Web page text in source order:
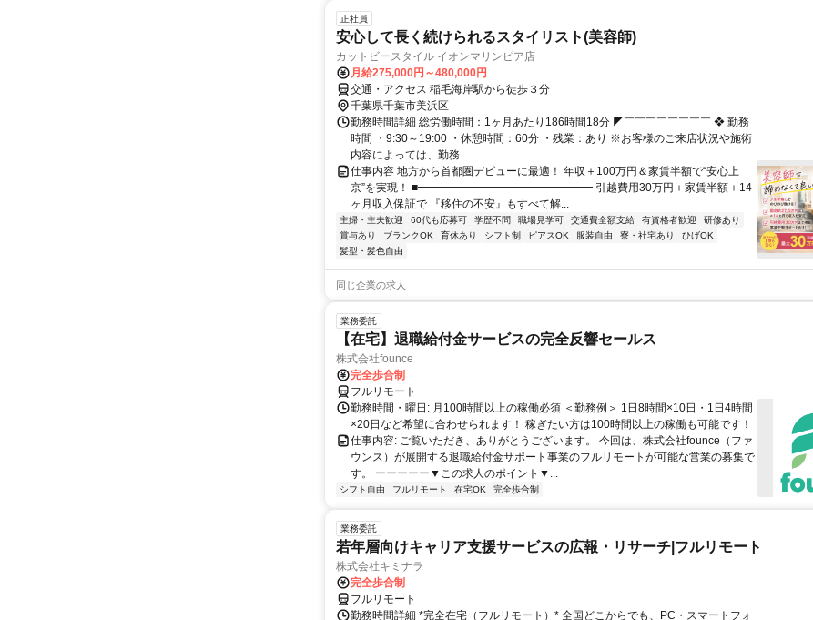
正社員
安心して長く続けられるスタイリスト(美容師)
カットビースタイル イオンマリンピア店
月給275,000円～480,000円
交通・アクセス 稲毛海岸駅から徒歩３分
千葉県千葉市美浜区
勤務時間詳細 総労働時間：1ヶ月あたり186時間18分 ◤￣￣￣￣￣￣￣￣ ❖ 勤務
時間 ・9:30～19:00 ・休憩時間：60分 ・残業：あり ※お客様のご来店状況や施術
内容によっては、勤務...
仕事内容 地方から首都圏デビューに最適！ 年収＋100万円＆家賃半額で“安心上
京”を実現！ ■━━━━━━━━━━━━━━━━ 引越費用30万円＋家賃半額＋14
ヶ月収入保証で 『移住の不安』もすべて解...
主婦・主夫歓迎 60代も応募可 学歴不問 職場見学可 交通費全額支給 有資格者歓迎
研修あり
賞与あり
ブランクOK 育休あり シフト制 ピアスOK 服装自由 寮・社宅あり
ひげOK
髪型・髪色自由
同じ企業の求人
業務委託
【在宅】退職給付金サービスの完全反響セールス
株式会社founce
完全歩合制
フルリモート
勤務時間・曜日: 月100時間以上の稼働必須 ＜勤務例＞ 1日8時間×10日・1日4時間
×20日など希望に合わせられます！ 稼ぎたい方は100時間以上の稼働も可能です！
仕事内容: ご覧いただき、ありがとうございます。 今回は、株式会社founce（ファ
ウンス）が展開する退職給付金サポート事業のフルリモートが可能な営業の募集で
す。 ーーーーー▼この求人のポイント▼...
シフト自由 フルリモート 在宅OK 完全歩合制
業務委託
若年層向けキャリア支援サービスの広報・リサーチ|フルリモート
株式会社キミナラ
完全歩合制
フルリモート
勤務時間詳細 *完全在宅（フルリモート）* 全国どこからでも、PC・スマートフォ